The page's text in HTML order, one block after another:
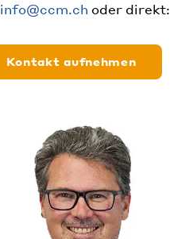
info@ccm.ch oder direkt:
Kontakt aufnehmen